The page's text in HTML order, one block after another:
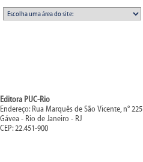
Editora PUC-Rio
Endereço: Rua Marquês de São Vicente, n° 225
Gávea - Rio de Janeiro - RJ
CEP: 22.451-900